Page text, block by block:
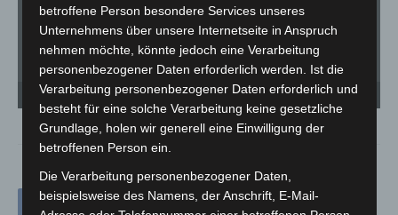
34-Jähriger gerät in Laatzen mit drei Personen in Streitigkeiten und wird durch
Messerstich schwer verletzt. -© Carl-Marcus Müller
betroffene Person besondere Services unseres
Unternehmens über unsere Internetseite in Anspruch
nehmen möchte, könnte jedoch eine Verarbeitung
personenbezogener Daten erforderlich werden. Ist die
Verarbeitung personenbezogener Daten erforderlich und
besteht für eine solche Verarbeitung keine gesetzliche
Grundlage, holen wir generell eine Einwilligung der
betroffenen Person ein.
Die Verarbeitung personenbezogener Daten,
beispielsweise des Namens, der Anschrift, E-Mail-